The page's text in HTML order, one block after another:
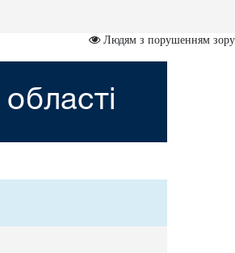
Людям з порушенням зору